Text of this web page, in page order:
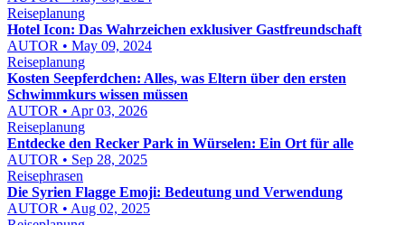
Reiseplanung
Hotel Icon: Das Wahrzeichen exklusiver Gastfreundschaft
AUTOR • May 09, 2024
Reiseplanung
Kosten Seepferdchen: Alles, was Eltern über den ersten
Schwimmkurs wissen müssen
AUTOR • Apr 03, 2026
Reiseplanung
Entdecke den Recker Park in Würselen: Ein Ort für alle
AUTOR • Sep 28, 2025
Reisephrasen
Die Syrien Flagge Emoji: Bedeutung und Verwendung
AUTOR • Aug 02, 2025